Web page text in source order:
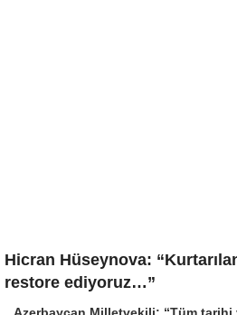
Hicran Hüseynova:
restore ediyoruz…”